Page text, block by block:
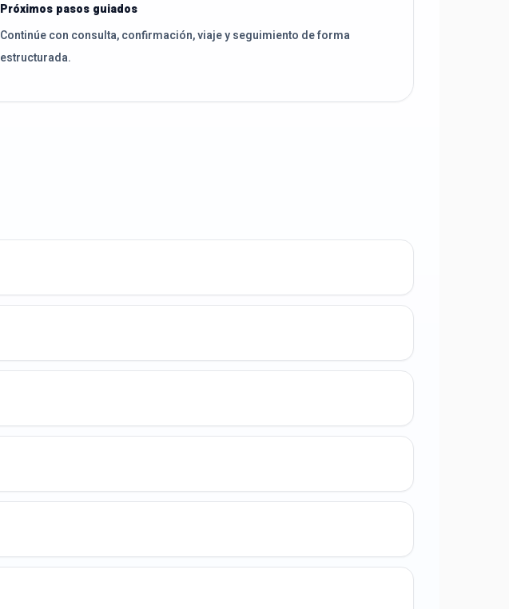
Próximos pasos guiados
Continúe con consulta, confirmación, viaje y seguimiento de forma
estructurada.